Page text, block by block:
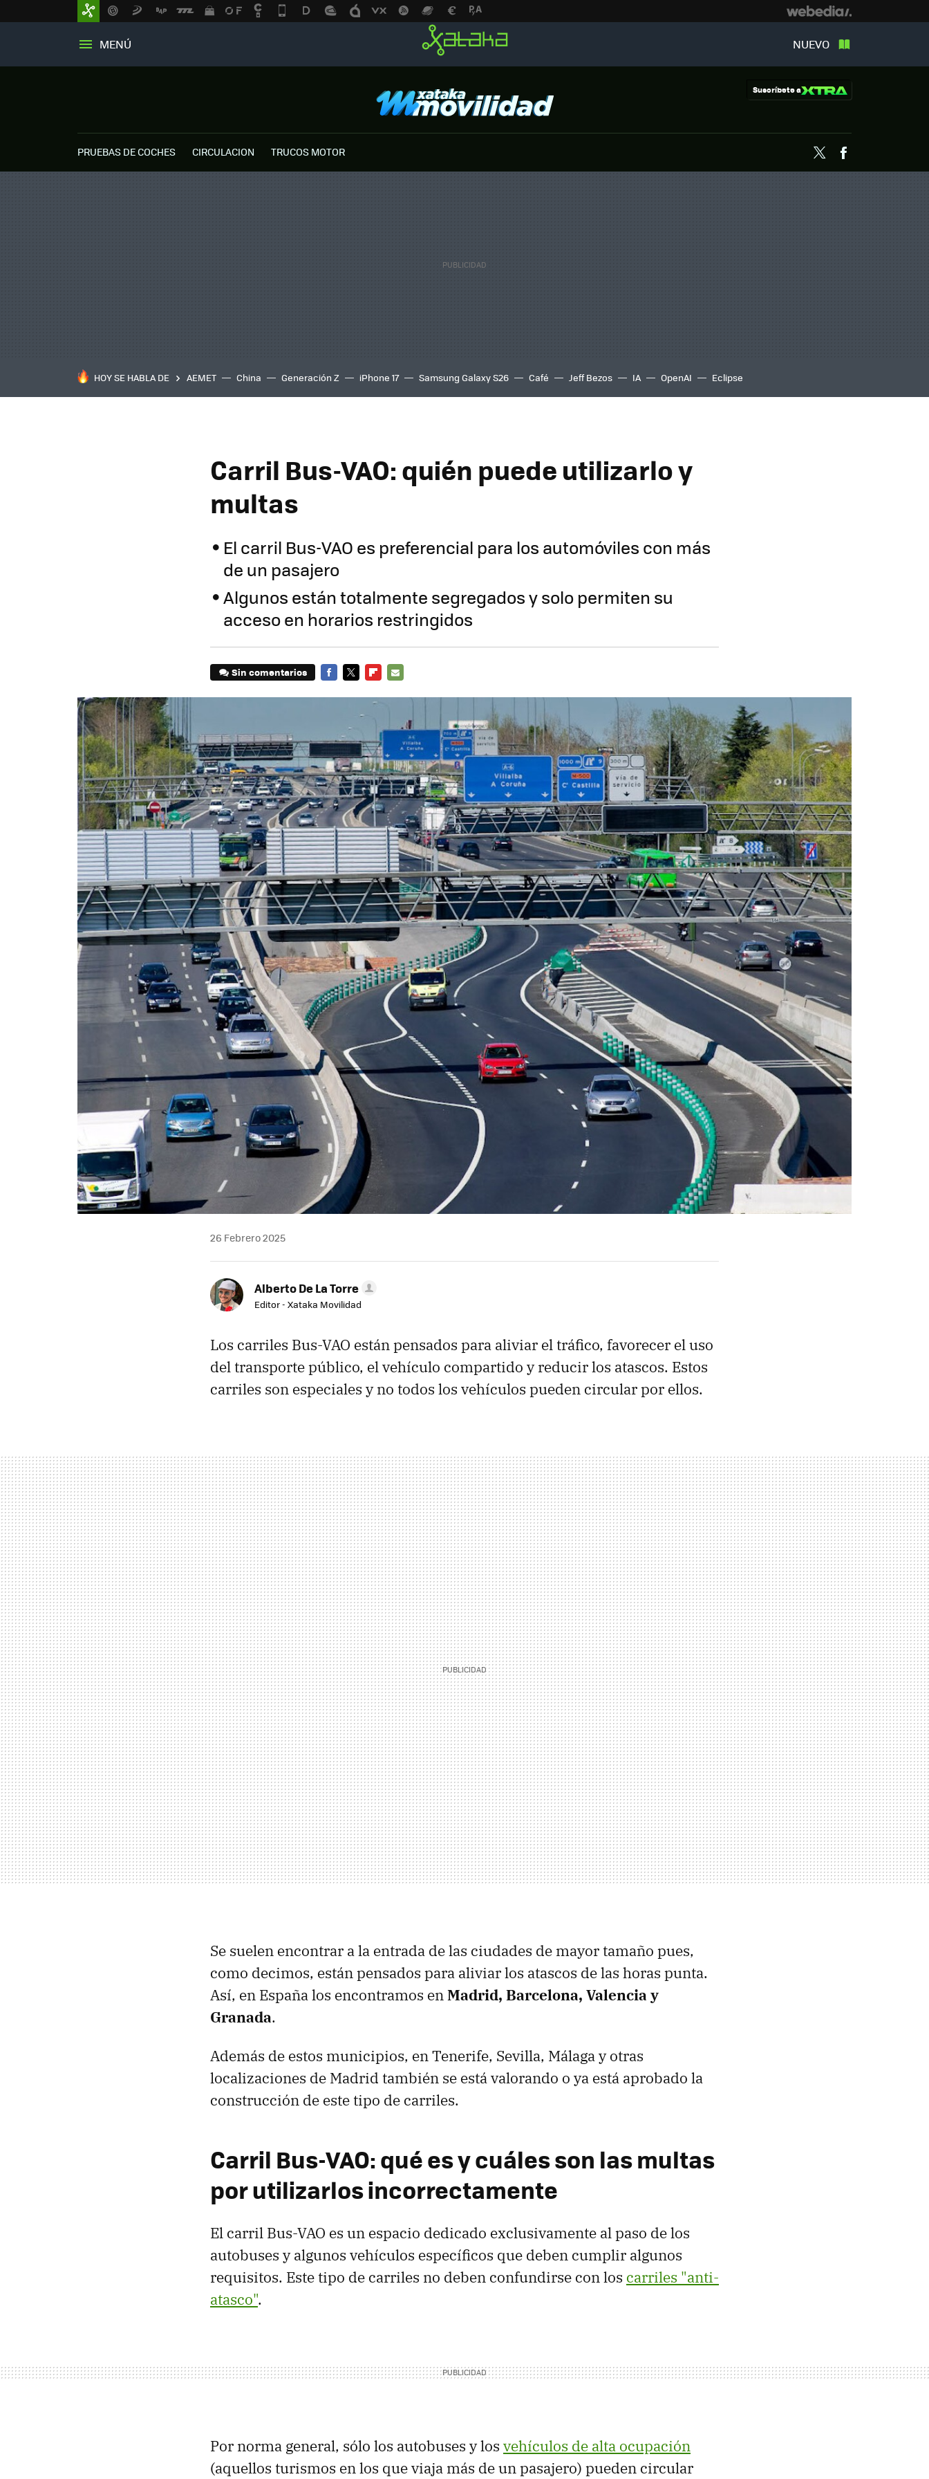
MENÚ NUEVO
Suscríbete a
PRUEBAS DE COCHES CIRCULACION TRUCOS MOTOR Twitter
HOY SE HABLA DE AEMET China Generación Z iPhone 17 Samsung Galaxy S26 Café Jeff Bezos IA OpenAI Eclipse
Carril Bus-VAO: quién puede utilizarlo y
multas
El carril Bus-VAO es preferencial para los automóviles con más
de un pasajero
Algunos están totalmente segregados y solo permiten su
acceso en horarios restringidos
Sin comentarios
26 Febrero 2025
Alberto De La Torre
Editor - Xataka Movilidad
Los carriles Bus-VAO están pensados para aliviar el tráfico, favorecer el uso
del transporte público, el vehículo compartido y reducir los atascos. Estos
carriles son especiales y no todos los vehículos pueden circular por ellos.
Se suelen encontrar a la entrada de las ciudades de mayor tamaño pues,
como decimos, están pensados para aliviar los atascos de las horas punta.
Así, en España los encontramos enMadrid, Barcelona, Valencia y
Granada.
Además de estos municipios, en Tenerife, Sevilla, Málaga y otras
localizaciones de Madrid también se está valorando o ya está aprobado la
construcción de este tipo de carriles.
Carril Bus-VAO: qué es y cuáles son las multas
por utilizarlos incorrectamente
El carril Bus-VAO es un espacio dedicado exclusivamente al paso de los
autobuses y algunos vehículos específicos que deben cumplir algunos
requisitos. Este tipo de carriles no deben confundirse con los carriles "anti-
atasco".
Por norma general, sólo los autobuses y los vehículos de alta ocupación
(aquellos turismos en los que viaja más de un pasajero) pueden circular